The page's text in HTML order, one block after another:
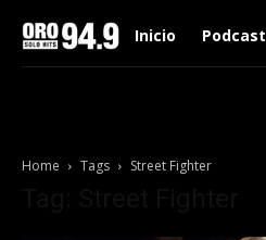
Inicio Podcast
Home Tags Street Fighter